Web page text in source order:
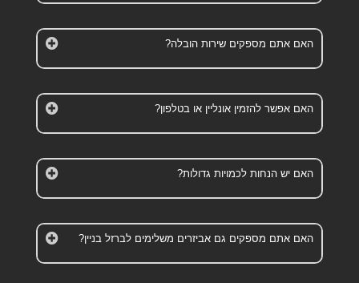
האם אתם מספקים שירות הובלה?
האם אפשר להזמין אונליין או בטלפון?
האם יש הנחות לכמויות גדולות?
האם אתם מספקים גם אביזרים משלימים לברזל בניין?